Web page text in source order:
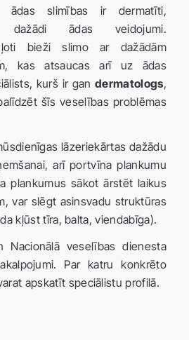
ādas slimības ir dermatīti,
dažādi ādas veidojumi.
bieži slimo ar dažādām
kas atsaucas arī uz ādas
kurš ir gandermatologs,
šīs veselības problēmas
lāzeriekārtas dažādu
arī portvīna plankumu
plankumus sākot ārstēt laikus
var slēgt asinsvadu struktūras
kļūst tīra, balta, viendabīga).
Nacionālā veselības dienesta
Par katru konkrēto
apskatīt speciālistu profilā.